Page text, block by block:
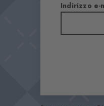
Indirizzo e-